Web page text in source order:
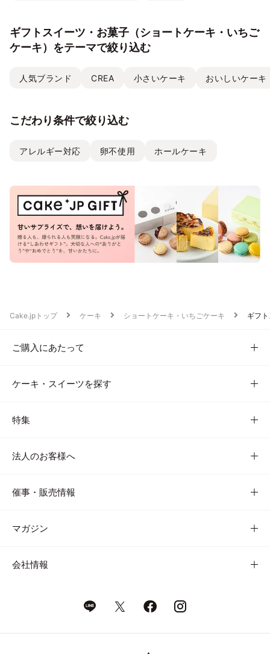
ギフトスイーツ・お菓子（ショートケーキ・いちご
ケーキ）をテーマで絞り込む
人気ブランド CREA 小さいケーキ おいしいケーキ
こだわり条件で絞り込む
アレルギー対応 卵不使用 ホールケーキ
Cake.jpトップ ケーキ ショートケーキ・いちごケーキ ギフ
ご購入にあたって
ケーキ・スイーツを探す
特集
法人のお客様へ
催事・販売情報
マガジン
会社情報